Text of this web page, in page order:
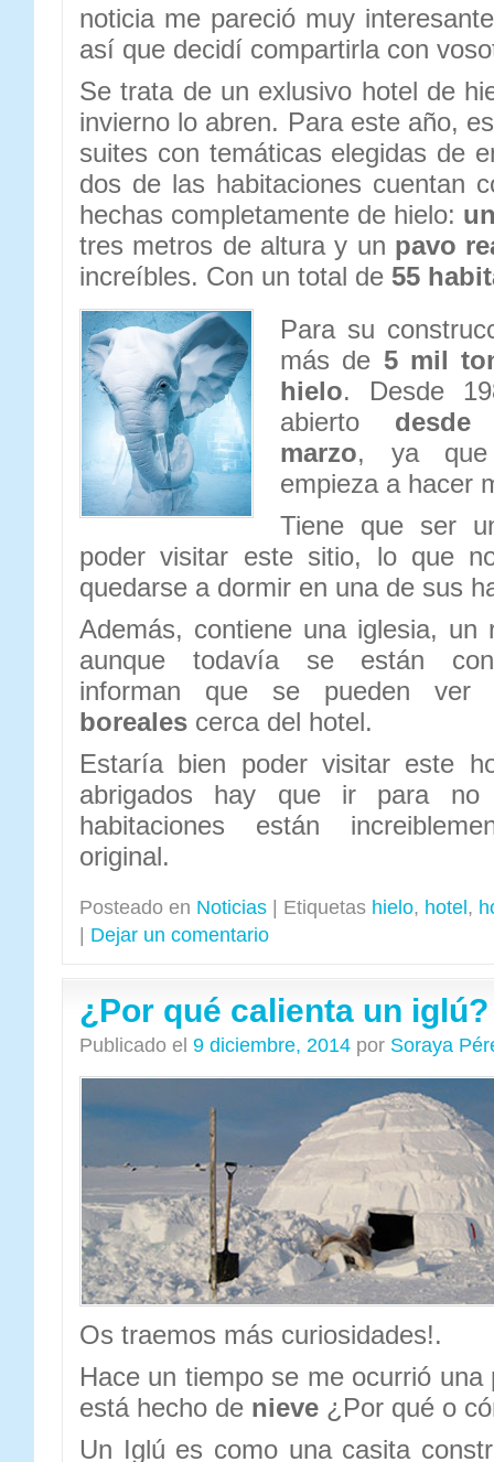
noticia me pareció muy
así que decidí compartirla con
Se trata de un exlusivo hotel de
invierno lo abren. Para este año,
suites con temáticas elegidas de
dos de las habitaciones cuentan
hechas completamente de hielo:
tres metros de altura y un pavo
increíbles. Con un total de 55
Para su
más de 5 mil
hielo. Desde
abierto
marzo, ya que
empieza a hacer
Tiene que ser
poder visitar este sitio, lo que
quedarse a dormir en una de sus
Además, contiene una iglesia, un
aunque todavía se están
informan que se pueden ver
boreales cerca del hotel.
Estaría bien poder visitar este
abrigados hay que ir para
habitaciones están
original.
Posteado en Noticias Etiquetas hielo, hotel ,
Dejar un comentario
¿Por qué calienta un iglú?
Publicado el 9 diciembre, 2014 por Soraya
Os traemos más curiosidades!.
Hace un tiempo se me ocurrió una
está hecho de nieve ¿Por qué o
Un Iglú es como una casita